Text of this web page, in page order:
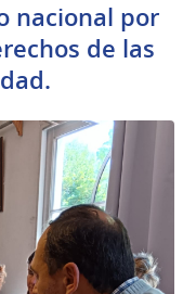
nacional por
de las